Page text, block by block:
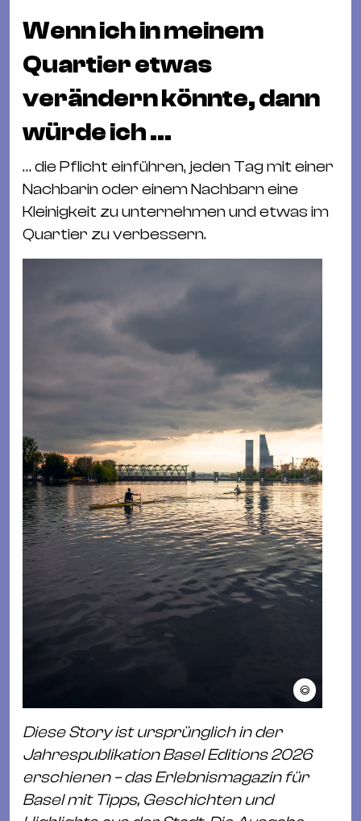
Wenn ich in meinem
Quartier etwas
verändern könnte, dann
würde ich …
… die Pflicht einführen, jeden Tag mit einer
Nachbarin oder einem Nachbarn eine
Kleinigkeit zu unternehmen und etwas im
Quartier zu verbessern.
©
Diese Story ist ursprünglich in der
Jahrespublikation Basel Editions 2026
erschienen – das Erlebnismagazin für
Basel mit Tipps, Geschichten und